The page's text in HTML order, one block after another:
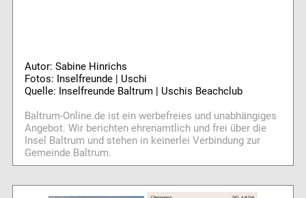
Autor: Sabine Hinrichs
Fotos: Inselfreunde | Uschi
Quelle: Inselfreunde Baltrum | Uschis Beachclub
Baltrum-Online.de ist ein werbefreies und unabhängiges
Angebot. Wir berichten ehrenamtlich und frei über die
Insel Baltrum und stehen in keinerlei Verbindung zur
Gemeinde Baltrum.